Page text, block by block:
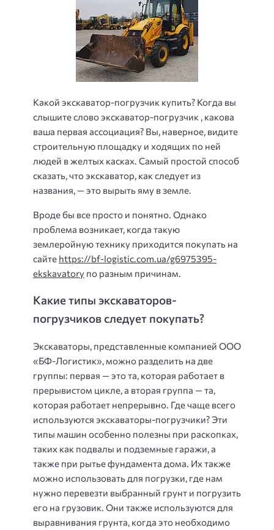
Какой экскаватор-погрузчик купить? Когда вы
слышите слово экскаватор-погрузчик , какова
ваша первая ассоциация? Вы, наверное, видите
строительную площадку и ходящих по ней
людей в желтых касках. Самый простой способ
сказать, что экскаватор, как следует из
названия, — это вырыть яму в земле.
Вроде бы все просто и понятно. Однако
проблема возникает, когда такую ​​
землеройную технику приходится покупать на
сайте https://bf-logistic.com.ua/g6975395-
ekskavatory по разным причинам.
Какие типы экскаваторов-
погрузчиков следует покупать?
Экскаваторы, представленные компанией ООО
«БФ-Логистик», можно разделить на две
группы: первая — это та, которая работает в
прерывистом цикле, а вторая группа — та,
которая работает непрерывно. Где чаще всего
используются экскаваторы-погрузчики? Эти
типы машин особенно полезны при раскопках,
таких как подвалы и подземные гаражи, а
также при рытье фундамента дома. Их также
можно использовать для погрузки, где нам
нужно перевезти выбранный грунт и погрузить
его на грузовик. Они также используются для
выравнивания грунта, когда это необходимо